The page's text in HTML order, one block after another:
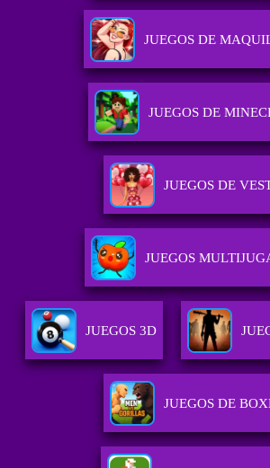
JUEGOS DE
JUEGOS DE
JUEGOS DE
JUEGOS
JUEGOS 3D
JUEGOS DE